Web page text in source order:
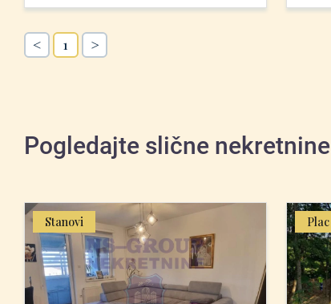
< 1 >
Pogledajte slične nekretnine
Stanovi Plac